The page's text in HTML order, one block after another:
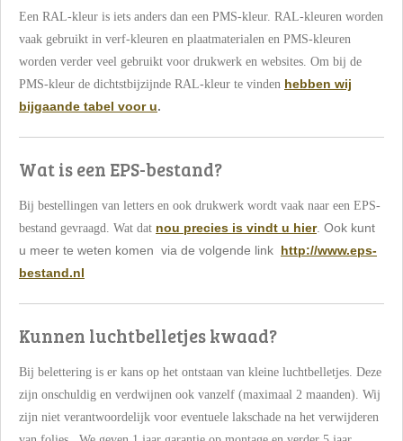
Een RAL-kleur is iets anders dan een PMS-kleur. RAL-kleuren worden
vaak gebruikt in verf-kleuren en plaatmaterialen en PMS-kleuren
worden verder veel gebruikt voor drukwerk en websites. Om bij de
PMS-kleur de dichtstbijzijnde RAL-kleur te vinden hebben wij
bijgaande tabel voor u.
Wat is een EPS-bestand?
Bij bestellingen van letters en ook drukwerk wordt vaak naar een EPS-
bestand gevraagd. Wat dat nou precies is vindt u hier. Ook kunt
u meer te weten komen via de volgende link http://www.eps-
bestand.nl
Kunnen luchtbelletjes kwaad?
Bij belettering is er kans op het ontstaan van kleine luchtbelletjes. Deze
zijn onschuldig en verdwijnen ook vanzelf (maximaal 2 maanden). Wij
zijn niet verantwoordelijk voor eventuele lakschade na het verwijderen